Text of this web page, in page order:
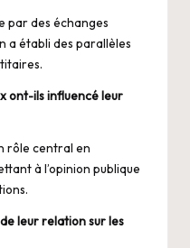
par des échanges
a établi des parallèles
ont-ils influencé leur
rôle central en
à l’opinion publique
leur relation sur les